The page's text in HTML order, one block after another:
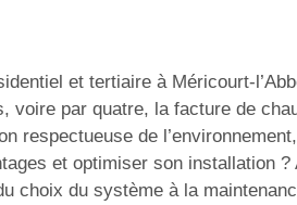
et tertiaire à Méricourt-
par quatre, la facture de
respectueuse de
et optimiser son installation
choix du système à la